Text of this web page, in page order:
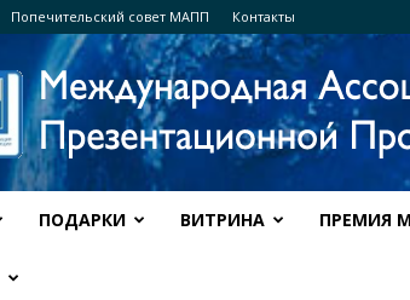
Попечительский совет МАПП Контакты
ПОДАРКИ ВИТРИНА ПРЕМИЯ